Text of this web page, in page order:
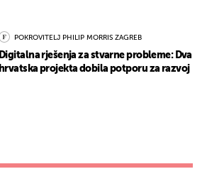
POKROVITELJ PHILIP MORRIS ZAGREB
Digitalna rješenja za stvarne probleme: Dva
hrvatska projekta dobila potporu za razvoj